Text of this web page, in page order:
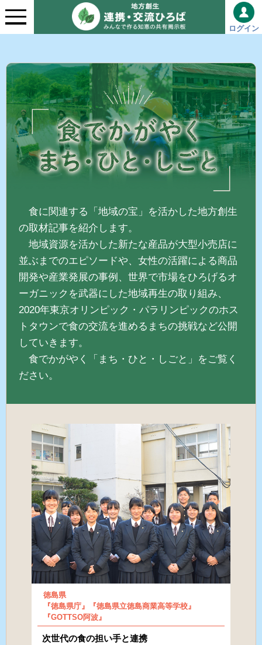
ログイン
食に関連する「地域の宝」を活かした地方創生
の取材記事を紹介します。
地域資源を活かした新たな産品が大型小売店に
並ぶまでのエピソードや、女性の活躍による商品
開発や産業発展の事例、世界で市場をひろげるオ
ーガニックを武器にした地域再生の取り組み、
2020年東京オリンピック・パラリンピックのホス
トタウンで食の交流を進めるまちの挑戦など公開
していきます。
食でかがやく「まち・ひと・しごと」をご覧く
ださい。
徳島県
『徳島県庁』『徳島県立徳島商業高等学校』
『GOTTSO阿波』
次世代の食の担い手と連携